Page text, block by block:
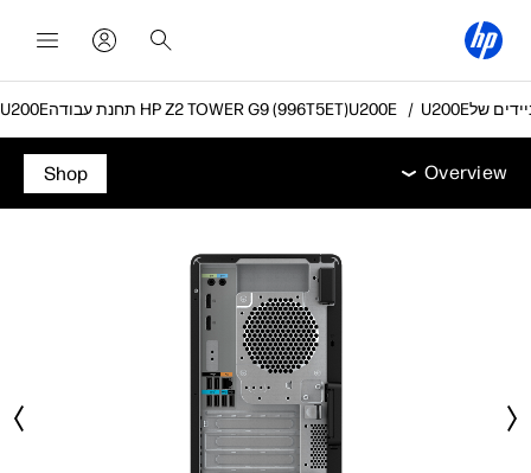
תחנת עבודה HP Z2 TOWER G9 (996T5ET)
Overview מאפיינים מפרט טכני אביזרים
תמיכה
Overview
Shop